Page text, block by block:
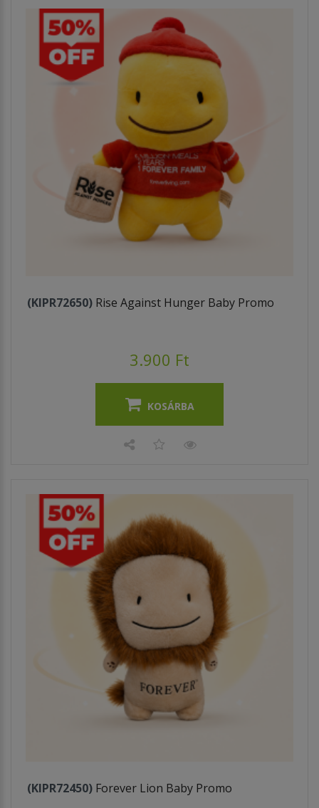
(KIPR72650) Rise Against Hunger Baby Promo
3.900 Ft
KOSÁRBA
(KIPR72450) Forever Lion Baby Promo